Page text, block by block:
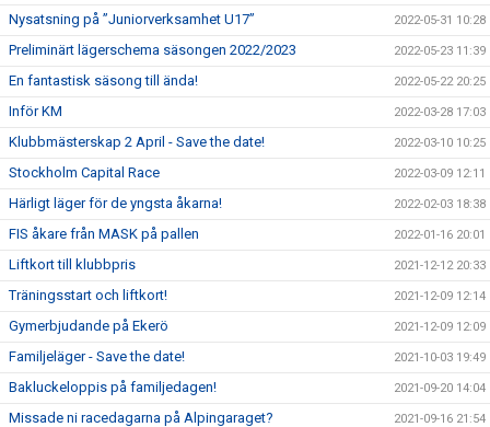
Nysatsning på ”Juniorverksamhet U17” 2022-05-31 10:28
Preliminärt lägerschema säsongen 2022/2023 2022-05-23 11:39
En fantastisk säsong till ända! 2022-05-22 20:25
Inför KM 2022-03-28 17:03
Klubbmästerskap 2 April - Save the date! 2022-03-10 10:25
Stockholm Capital Race 2022-03-09 12:11
Härligt läger för de yngsta åkarna! 2022-02-03 18:38
FIS åkare från MASK på pallen 2022-01-16 20:01
Liftkort till klubbpris 2021-12-12 20:33
Träningsstart och liftkort! 2021-12-09 12:14
Gymerbjudande på Ekerö 2021-12-09 12:09
Familjeläger - Save the date! 2021-10-03 19:49
Bakluckeloppis på familjedagen! 2021-09-20 14:04
Missade ni racedagarna på Alpingaraget? 2021-09-16 21:54